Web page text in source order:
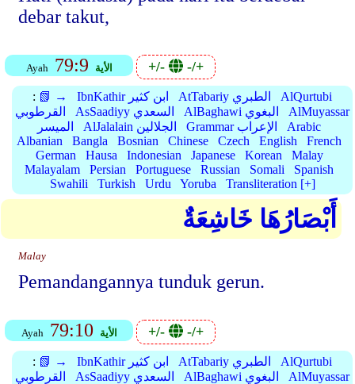
debar takut,
Ayah 79:9 الأية +/- -/+
: 📗 → IbnKathir ابن كثير AtTabariy الطبري
AlQurtubi
القرطوبي
AsSaadiyy السعدي AlBaghawi البغوي
AlMuyassar
الميسر
AlJalalain الجلالين Grammar الإعراب
Arabic
Albanian
Bangla Bosnian Chinese Czech English
French
German
Hausa Indonesian Japanese Korean
Malay
Malayalam
Persian Portuguese Russian Somali
Spanish
Swahili
Turkish Urdu Yoruba Transliteration [+]
أَبْصَارُهَا خَاشِعَةٌ
Malay
Pemandangannya tunduk gerun.
Ayah 79:10 الأية +/- -/+
: 📗 → IbnKathir ابن كثير AtTabariy الطبري
AlQurtubi
القرطوبي
AsSaadiyy السعدي AlBaghawi البغوي
AlMuyassar